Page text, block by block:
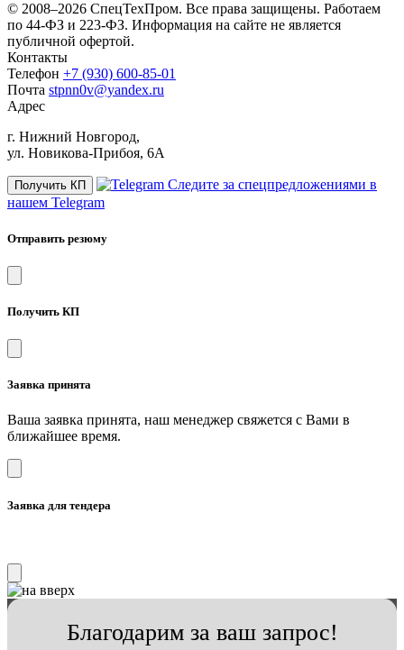
© 2008–2026 СпецТехПром. Все права защищены. Работаем
по 44-ФЗ и 223-ФЗ. Информация на сайте не является
публичной офертой.
Контакты
Телефон +7 (930) 600-85-01
Почта stpnn0v@yandex.ru
Адрес
г. Нижний Новгород,
ул. Новикова-Прибоя, 6А
Получить КП
Следите за спецпредложениями в
нашем Telegram
Отправить резюму
Получить КП
Заявка принята
Ваша заявка принята, наш менеджер свяжется с Вами в
ближайшее время.
Заявка для тендера
Благодарим за ваш запрос!